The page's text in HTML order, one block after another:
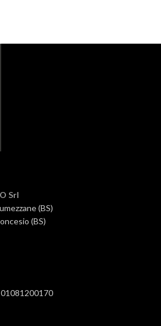
Srl
(BS)
(BS)